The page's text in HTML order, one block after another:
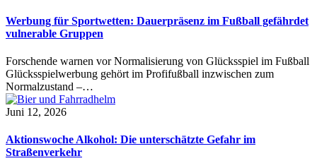
Werbung für Sportwetten: Dauerpräsenz im Fußball gefährdet
vulnerable Gruppen
Forschende warnen vor Normalisierung von Glücksspiel im Fußball
Glücksspielwerbung gehört im Profifußball inzwischen zum
Normalzustand –…
Juni 12, 2026
Aktionswoche Alkohol: Die unterschätzte Gefahr im
Straßenverkehr